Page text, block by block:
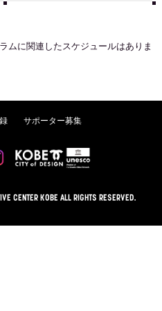
ムに関連したスケジュールはありま
サポーター募集
CENTER KOBE ALL RIGHTS RESERVED.